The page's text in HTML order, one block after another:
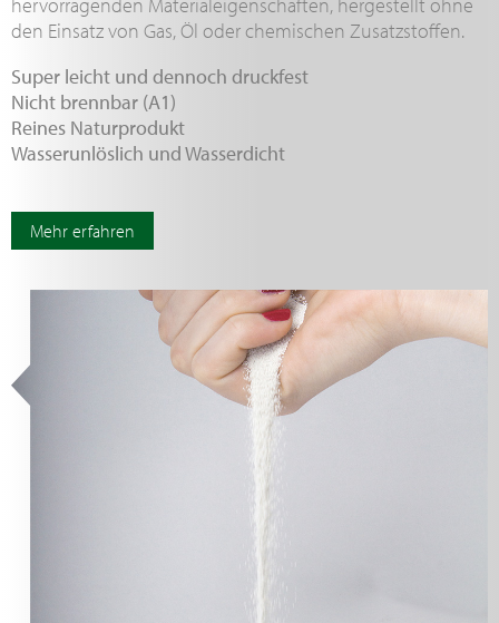
den Einsatz von Gas, Öl oder chemischen Zusatzstoffen.
Super leicht und dennoch druckfest
Nicht brennbar (A1)
Reines Naturprodukt
Wasserunlöslich und Wasserdicht
Mehr erfahren